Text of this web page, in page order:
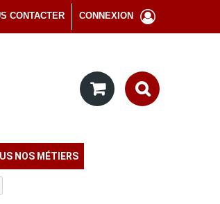
CONNEXION
CONTACTER
NOS MÉTIERS